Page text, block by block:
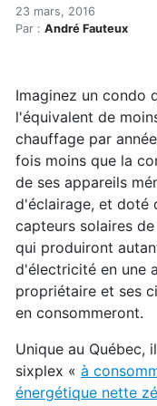
Accueil
Articles
Visitez le
Visitez le
23 mars, 2016
Par : André Fauteux
Imaginez un condo
l'équivalent de
chauffage par
fois moins que la
de ses appareils
d'éclairage, et doté
capteurs solaires
qui produiront
d'électricité en une
propriétaire et ses
en consommeront.
Unique au Québec,
sixplex « à
énergétique nette